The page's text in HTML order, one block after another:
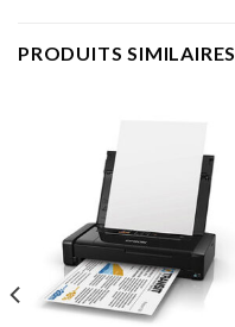
PRODUITS SIMILAIRES